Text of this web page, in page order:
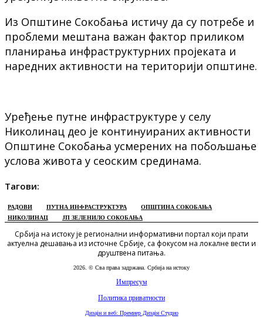
Из Општине Сокобања истичу да су потребе и
проблеми мештана важан фактор приликом
планирања инфраструктурних пројеката и
наредних активности на територији општине.
Уређење путне инфраструктуре у селу
Николинац део је континуираних активности
Општине Сокобања усмерених на побољшање
услова живота у сеоским срединама.
Тагови:
РАДОВИ ПУТНА ИНФРАСТРУКТУРА
ОПШТИНА СОКОБАЊА
НИКОЛИНАЦ
ЈП ЗЕЛЕНИЛО СОКОБАЊА
Србија на истоку је регионални информативни портал који прати
актуелна дешавања из источне Србије, са фокусом на локалне вести и
друштвена питања.
2026. © Сва права задржана. Србија на истоку
Импресум
Политика приватности
Дизајн и веб: Премиер Дизајн Студио